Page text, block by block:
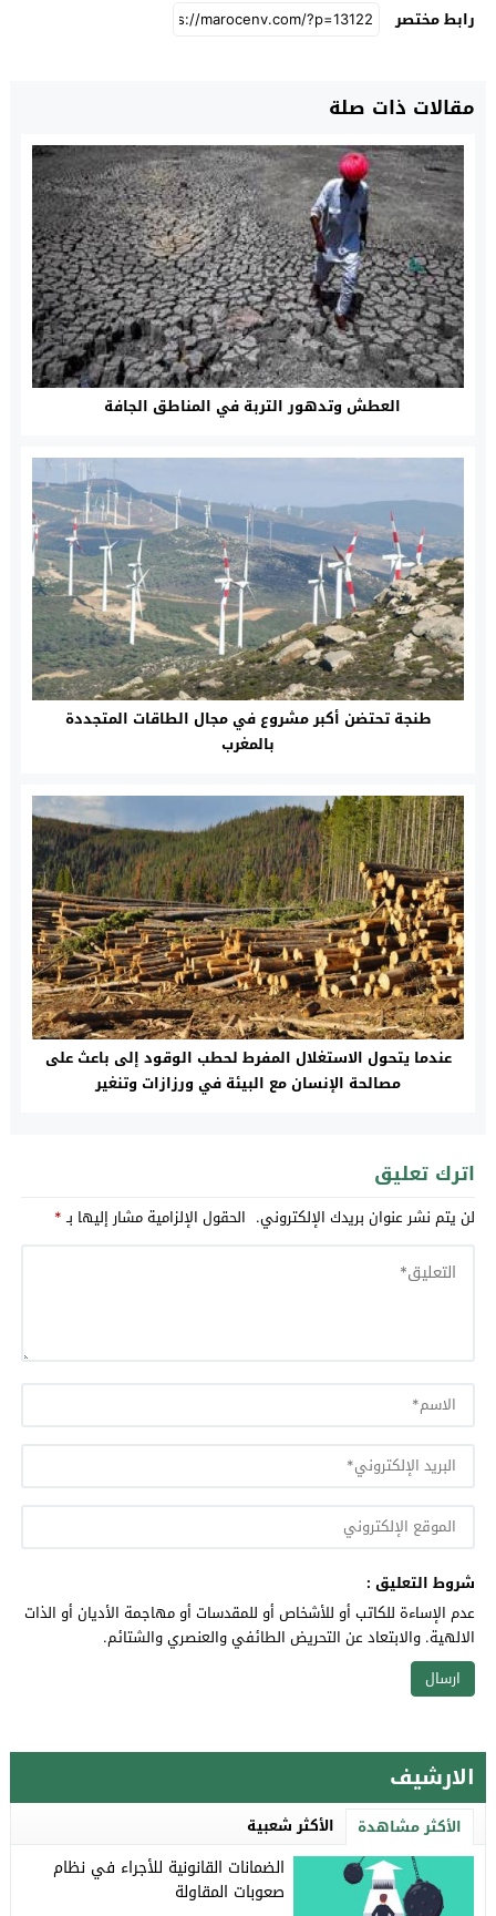
رابط مختصر
مقالات ذات صلة
العطش وتدهور التربة في المناطق الجافة
طنجة تحتضن أكبر مشروع في مجال الطاقات المتجددة
بالمغرب
عندما يتحول الاستغلال المفرط لحطب الوقود إلى باعث على
مصالحة الإنسان مع البيئة في ورزازات وتنغير
اترك تعليق
لن يتم نشر عنوان بريدك الإلكتروني. الحقول الإلزامية مشار إليها بـ*
شروط التعليق :
عدم الإساءة للكاتب أو للأشخاص أو للمقدسات أو مهاجمة الأديان أو الذات
الالهية. والابتعاد عن التحريض الطائفي والعنصري والشتائم.
الارشيف
الأكثر مشاهدة الأكثر شعبية
الضمانات القانونية للأجراء في نظام
صعوبات المقاولة